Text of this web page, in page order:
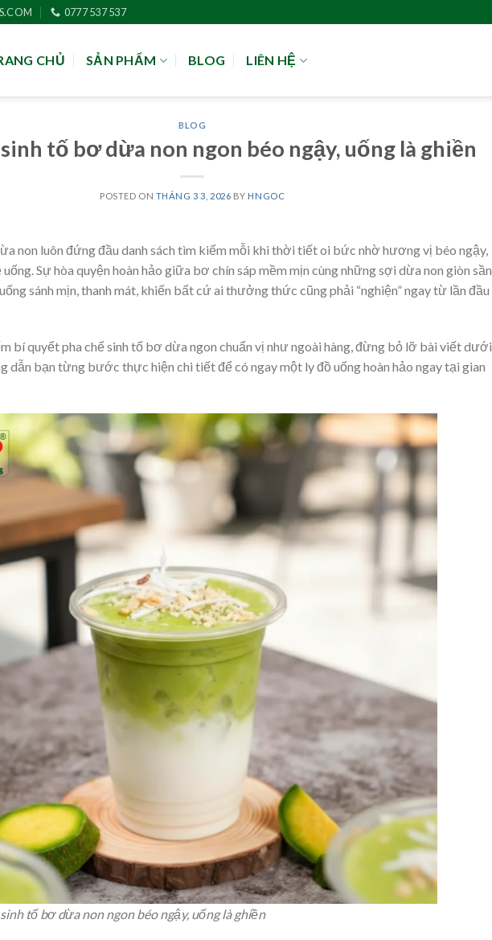
0777 537 537
CHỦ SẢN PHẨM BLOG LIÊN HỆ
BLOG
tố bơ dừa non ngon béo ngậy, uống là ghiền
POSTED ON THÁNG 3 3, 2026 BY HNGOC
non luôn đứng đầu danh sách tìm kiếm mỗi khi thời tiết oi bức nhờ hương vị béo ngậy,
Sự hòa quyện hoàn hảo giữa bơ chín sáp mềm mịn cùng những sợi dừa non giòn sần
sánh mịn, thanh mát, khiến bất cứ ai thưởng thức cũng phải “nghiện” ngay từ lần đầu
bí quyết pha chế sinh tố bơ dừa ngon chuẩn vị như ngoài hàng, đừng bỏ lỡ bài viết dưới
dẫn bạn từng bước thực hiện chi tiết để có ngay một ly đồ uống hoàn hảo ngay tại gian
tố bơ dừa non ngon béo ngậy, uống là ghiền